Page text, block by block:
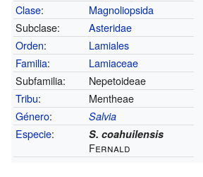
Clase:
Magnoliopsida
Subclase:
Asteridae
Orden:
Lamiales
Familia:
Lamiaceae
Subfamilia:
Nepetoideae
Tribu:
Mentheae
Género: Salvia
Especie: S. coahuilensis
Fernald